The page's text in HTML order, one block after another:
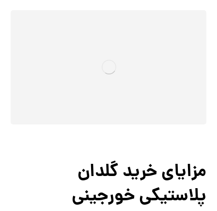
مزایای خرید گلدان
پلاستیکی خورجینی